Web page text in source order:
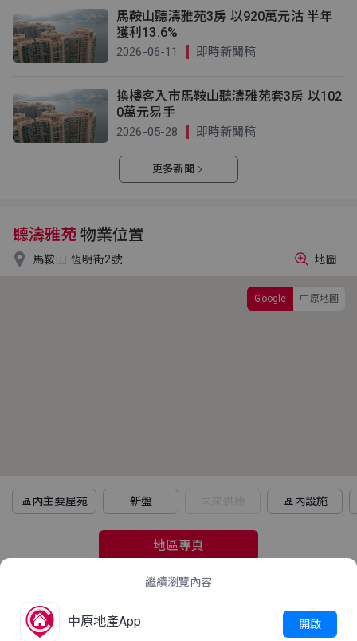
馬鞍山聽濤雅苑3房 以920萬元沽 半年
獲利13.6%
2026-06-11 即時新聞稿
換樓客入市馬鞍山聽濤雅苑套3房 以102
0萬元易手
2026-05-28 即時新聞稿
更多新聞
聽濤雅苑 物業位置
 馬鞍山 恆明街2號
Google 中原地圖
地圖
區內主要屋苑 新盤 區內設施
地區專頁
2021年人口普查
這屋苑平均家庭住戶每月收入是多少？
立即查看
繼續瀏覽內容
中原地產App 開啟